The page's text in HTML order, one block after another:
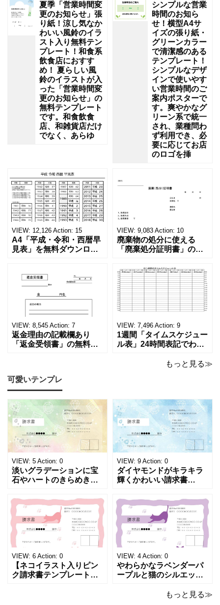
夏季「営業時間変
更のお知らせ」張
り紙！涼し気なか
わいい風鈴のイラ
スト入り無料テン
プレート！和食系
飲食店におすす
め！ 夏らしい風
鈴のイラストが入
った「営業時間変
更のお知らせ」の
無料テンプレート
です。和食飲食
店、和雑貨店だけ
でなく、あらゆ
シンプルな営業
時間のお知ら
せ！横型A4サ
イズの張り紙・
グリーンカラー
で清潔感のある
テンプレート！
シンプルなデザ
インで使いやす
い営業時間のご
案内ポスターで
す。爽やかなグ
リーン系で統一
され、業種問わ
ず利用でき、必
要に応じてお店
のロゴを挿
VIEW: 12,126 Action: 15
A4「平成・令和・西暦早
見表」を無料ダウンロー
る！印刷可能な一覧表！
印刷可能な平成・令和・
西暦早見表を無料ダウン
ロードでご利用いただけ
ます。 パソコンに保存し
ていただくか、A4サイズ
でコピーしてご
VIEW: 9,083 Action: 10
廃棄物の処分に使える
「廃棄処分証明書」の無
ーカーの代理店、回収業
者へおすすめ！(Excel・
Word・PDF)正しく廃棄
されたことを証明する書
類「廃棄処分証明書」の
テンプレートです。 量販
店や家電メーカーの代理
店、回収
VIEW: 8,545 Action: 7
返金理由の記載欄あり
「返金受領書」の無料テ
め！過払い･誤入金などが
発生した際にも使える、
モノクロでシンプルな
「返金領収書」のテンプ
レートとなります。 A4縦
型サイズで用紙に印
VIEW: 7,496 Action: 9
1週間「タイムスケジュー
ル表」24時間表記でわか
ト！A4横型ExcelやWord
表になります。 A4横型サ
イズの無料テンプレート
で、Excel・Wo
もっと見る≫
可愛いテンプレ
VIEW: 5 Action: 0
淡いグラデーションに宝
石やハートのきらめきを
チックな請求書雛形で
す。パステルピンクやラ
ベンダーの色彩がやわら
かな質感を生み出し、受
け取った相手の心をくす
ぐる特別な仕上がりとな
っています。 ハンドメイ
ド雑貨、コスメブラン
VIEW: 9 Action: 0
ダイヤモンドがキラキラ
輝くかわいい請求書
感あふれるライトブルー
背景に、ジュエルモチー
フを散りばめた煌びやか
な請求書素材です。清潔
感と高級感が同居するデ
ザインは、クライアント
に信頼感と華やかな印象
を同時に届けます
VIEW: 6 Action: 0
【ネコイラスト入りピン
ク請求書テンプレート
VIEW: 4 Action: 0
やわらかなラベンダーパ
ープルと猫のシルエット
おしゃれな請求書フォー
もっと見る≫